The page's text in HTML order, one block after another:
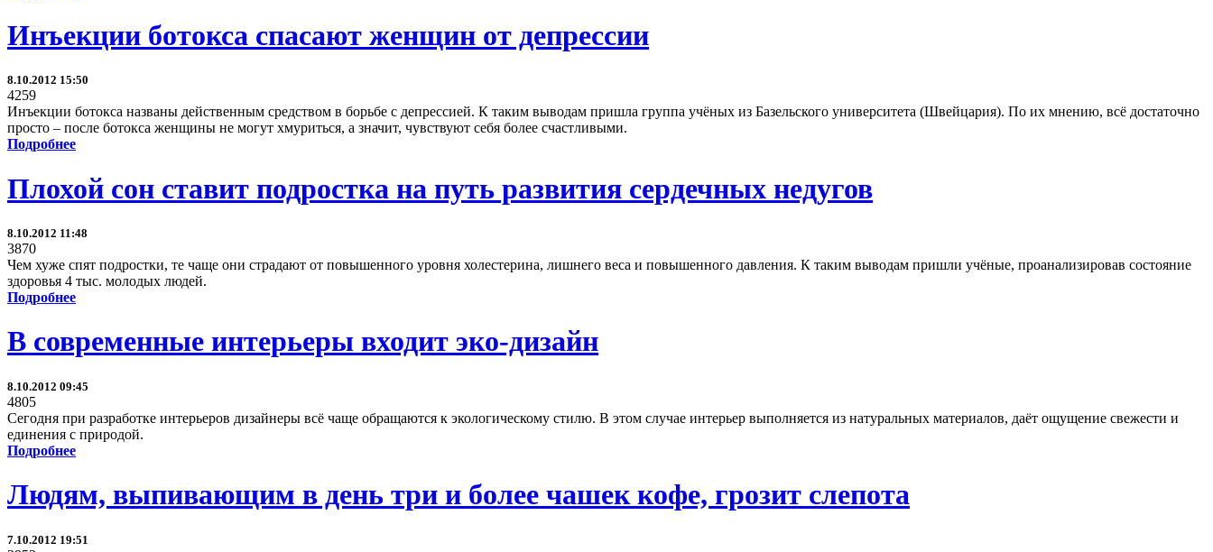
Инъекции ботокса спасают женщин от депрессии
8.10.2012 15:50
4259
Инъекции ботокса названы действенным средством в борьбе с депрессией. К таким выводам пришла группа учёных из Базельского университета (Швейцария). По их мнению, всё достаточно
просто – после ботокса женщины не могут хмуриться, а значит, чувствуют себя более счастливыми.
Подробнее
Плохой сон ставит подростка на путь развития сердечных недугов
8.10.2012 11:48
3870
Чем хуже спят подростки, те чаще они страдают от повышенного уровня холестерина, лишнего веса и повышенного давления. К таким выводам пришли учёные, проанализировав состояние
здоровья 4 тыс. молодых людей.
Подробнее
В современные интерьеры входит эко-дизайн
8.10.2012 09:45
4805
Сегодня при разработке интерьеров дизайнеры всё чаще обращаются к экологическому стилю. В этом случае интерьер выполняется из натуральных материалов, даёт ощущение свежести и
единения с природой.
Подробнее
Людям, выпивающим в день три и более чашек кофе, грозит слепота
7.10.2012 19:51